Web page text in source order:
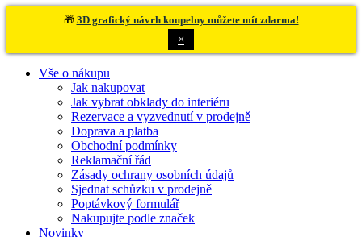
🎁 3D grafický návrh koupelny můžete mít zdarma!
×
Vše o nákupu
Jak nakupovat
Jak vybrat obklady do interiéru
Rezervace a vyzvednutí v prodejně
Doprava a platba
Obchodní podmínky
Reklamační řád
Zásady ochrany osobních údajů
Sjednat schůzku v prodejně
Poptávkový formulář
Nakupujte podle značek
Novinky